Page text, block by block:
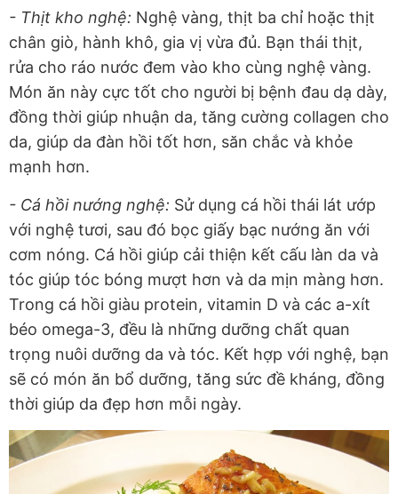
- Thịt kho nghệ: Nghệ vàng, thịt ba chỉ hoặc thịt
chân giò, hành khô, gia vị vừa đủ. Bạn thái thịt,
rửa cho ráo nước đem vào kho cùng nghệ vàng.
Món ăn này cực tốt cho người bị bệnh đau dạ dày,
đồng thời giúp nhuận da, tăng cường collagen cho
da, giúp da đàn hồi tốt hơn, săn chắc và khỏe
mạnh hơn.
- Cá hồi nướng nghệ: Sử dụng cá hồi thái lát ướp
với nghệ tươi, sau đó bọc giấy bạc nướng ăn với
cơm nóng. Cá hồi giúp cải thiện kết cấu làn da và
tóc giúp tóc bóng mượt hơn và da mịn màng hơn.
Trong cá hồi giàu protein, vitamin D và các a-xít
béo omega-3, đều là những dưỡng chất quan
trọng nuôi dưỡng da và tóc. Kết hợp với nghệ, bạn
sẽ có món ăn bổ dưỡng, tăng sức đề kháng, đồng
thời giúp da đẹp hơn mỗi ngày.